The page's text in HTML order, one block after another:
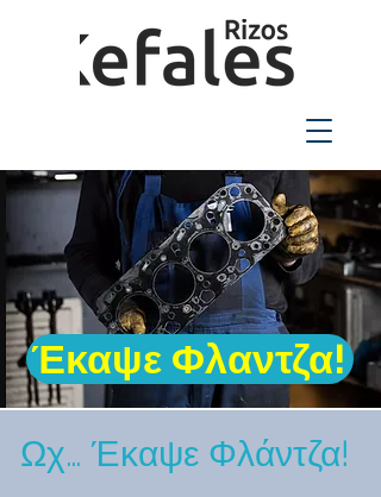
Έκαψε Φλαντζα!
Ωχ… Έκαψε Φλάντζα!